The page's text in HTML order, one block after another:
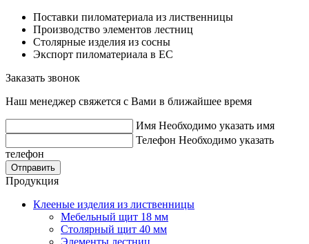
Поставки пиломатериала из лиственницы
Производство элементов лестниц
Столярные изделия из сосны
Экспорт пиломатериала в ЕС
Заказать звонок
Наш менеджер свяжется с Вами в ближайшее время
Имя Необходимо указать имя
Телефон Необходимо указать
телефон
Отправить
Продукция
Клееные изделия из лиственницы
Мебельный щит 18 мм
Столярный щит 40 мм
Элементы лестниц